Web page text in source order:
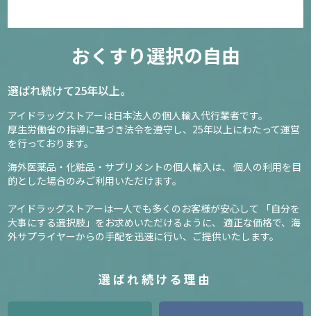
おくすり選択の自由
選ばれ続けて25年以上。
アイドラッグストアーは日本法人の個人輸入代行業者です。
厚生労働省の指導に基づき法令を遵守し、 25年以上にわたって運営
を行っております。
海外医薬品・化粧品・サプリメントの個人輸入は、
個人の利用を目
的とした場合のみご利用いただけます。
アイドラッグストアーは一人でも多くのお客様が安心して
「自分を
大事にする選択肢」をお求めいただけるように、
適正な価格で、海
外サプライヤーからの手配を迅速に行い、ご提供いたします。
選ばれ続ける理由